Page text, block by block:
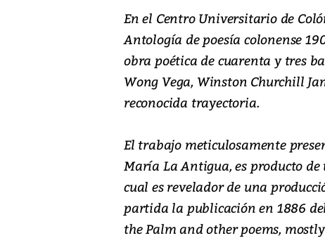
En el Centro Universitario de
Antología de poesía colonense
obra poética de cuarenta y tres
Wong Vega, Winston Churchill
reconocida trayectoria.
El trabajo meticulosamente
María La Antigua, es producto
cual es revelador de una
partida la publicación en 1886
the Palm and other poems,